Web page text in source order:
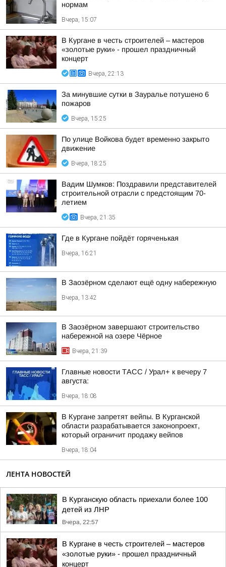
нормам
Вчера, 15:07
В Кургане в честь строителей – мастеров
«золотые руки» - прошел праздничный
концерт
Вчера, 22:13
За минувшие сутки в Зауралье потушено 6
пожаров
Вчера, 15:25
По улице Войкова будет временно закрыто
движение
Вчера, 18:25
Вадим Шумков: Поздравили представителей
строительной отрасли с предстоящим 70-
летием
Вчера, 21:35
Где в Кургане пойдёт горяченькая
Вчера, 16:21
В Заозёрном сделают ещё одну набережную
Вчера, 13:42
В Заозёрном завершают строительство
набережной на озере Чёрное
Вчера, 21:39
Главные новости ТАСС / Урал+ к вечеру 7
августа:
Вчера, 18:08
В Кургане запретят вейпы. В Курганской
области разрабатывается законопроект,
который ограничит продажу вейпов
Вчера, 18:04
ЛЕНТА НОВОСТЕЙ
В Курганскую область приехали более 100
детей из ЛНР
Вчера, 22:57
В Кургане в честь строителей – мастеров
«золотые руки» - прошел праздничный
концерт